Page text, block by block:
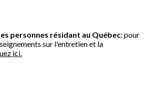
personnes résidant au Québec: pour
sur l'entretien et la
ici.